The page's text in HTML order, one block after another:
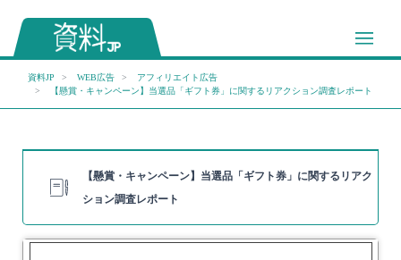
資料JP WEB広告
アフィリエイト広告
【懸賞・キャンペーン】当選品「ギフト券」に関するリアクション調査レポート
【懸賞・キャンペーン】当選品「ギフト券」に関するリアク
ション調査レポート